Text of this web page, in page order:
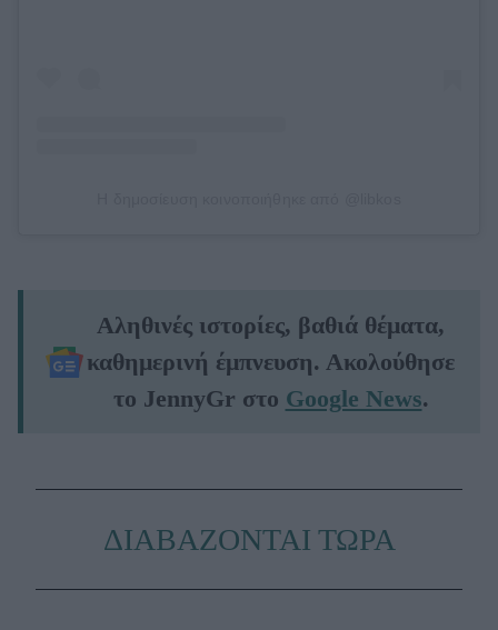
Αληθινές ιστορίες, βαθιά θέματα,
καθημερινή έμπνευση. Ακολούθησε
το JennyGr στο Google News.
ΔΙΑΒΑΖΟΝΤΑΙ ΤΩΡΑ